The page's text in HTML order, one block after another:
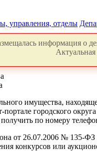
управления, отделы
информация о
имущества,
городского
по номеру
от 26.07.2006 №
конкурсов или